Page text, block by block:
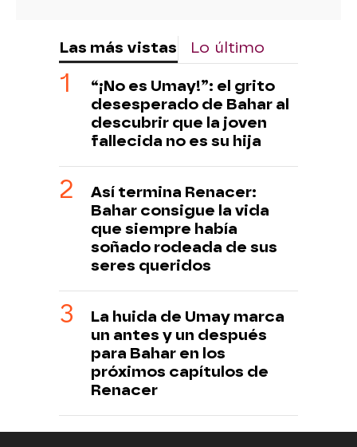
Las más vistas Lo último
“¡No es Umay!”: el grito
desesperado de Bahar al
descubrir que la joven
fallecida no es su hija
Así termina Renacer:
Bahar consigue la vida
que siempre había
soñado rodeada de sus
seres queridos
La huida de Umay marca
un antes y un después
para Bahar en los
próximos capítulos de
Renacer